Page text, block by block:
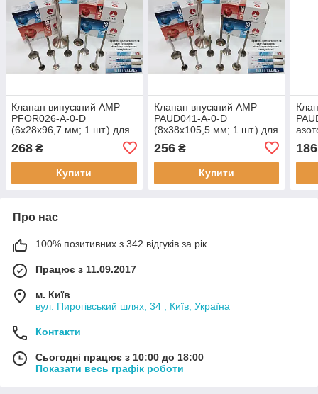
Клапан випускний AMP
PFOR026-A-0-D
(6x28x96,7 мм; 1 шт.) для
оригінальні номери:
928M6505D2A; V94075;
268 ₴
Купити
Клапан впускний AMP
PAUD041-A-0-D
(8x38x105,5 мм; 1 шт.) для
номери: 049109601A;
3322; R3611/XB; 0213;
256₴
Купити
16V
186
Про нас
100% позитивних з 342 відгуків за рік
Працює з 11.09.2017
м. Київ
вул. Пирогівський шлях, 34 , Київ, Україна
Контакти
Сьогодні працює з 10:00 до 18:00
Показати весь графік роботи